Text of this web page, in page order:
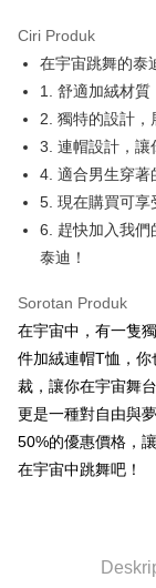
Apple Pay
JKOPAY
Easy Wallet
Google Pay
OP Pay Later
[Terma Penggunaan
Perkhidmatan ini
pengguna Taiwan
Jika anda memilih
akan mengarahkan
Later selepas
mudah alih anda,
yang dikenakan
AFTEE
Deskripsi
Pertama, Mengenai
pengesahan AFTEE
2. Anda boleh
3. Tiada bayaran
dihantar ke alamat
5. Tiada bayaran
pembayaran di
Pemindahan ATM
Pilihan
全家取貨付款
Ciri Produk
在宇宙跳舞的泰
1. 舒適加絨材質
2. 獨特的設計，
3. 連帽設計，讓
4. 適合男生穿著
5. 現在購買可享
6. 趕快加入我們
泰迪！
Sorotan Produk
在宇宙中，有一隻
件加絨連帽T恤，
裁，讓你在宇宙舞
更是一種對自由與
50%的優惠價格，
在宇宙中跳舞吧！